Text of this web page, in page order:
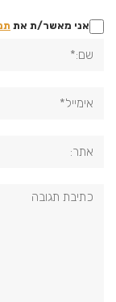
אני מאשר/ת את